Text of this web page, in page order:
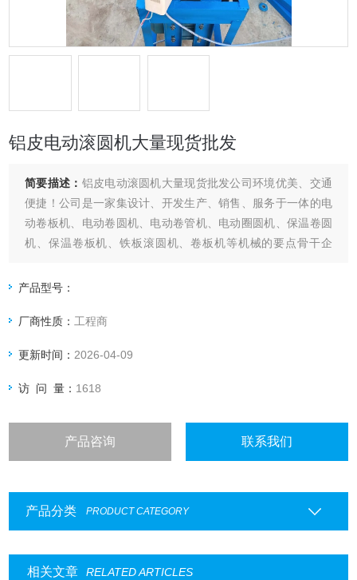
铝皮电动滚圆机大量现货批发
简要描述： 铝皮电动滚圆机大量现货批发公司环境优美、交通
便捷！公司是一家集设计、开发生产、销售、服务于一体的电
动卷板机、电动卷圆机、电动卷管机、电动圈圆机、保温卷圆
机、保温卷板机、铁板滚圆机、卷板机等机械的要点骨干企
产品型号：
厂商性质： 工程商
更新时间： 2026-04-09
访 问 量： 1618
产品咨询 联系我们
产品分类 PRODUCT CATEGORY
相关文章 RELATED ARTICLES